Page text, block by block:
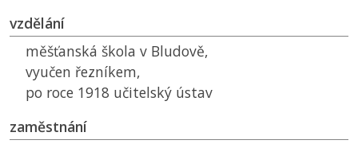
vzdělání
měšťanská škola v Bludově,
vyučen řezníkem,
po roce 1918 učitelský ústav
zaměstnání